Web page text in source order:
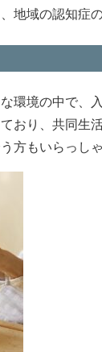
地域の認知症
環境の中で、
おり、共同生
方もいらっし